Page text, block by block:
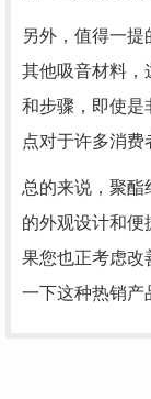
另外，值得一
其他吸音材料，
和步骤，即使是
点对于许多消费
总的来说，聚酯
的外观设计和便
果您也正考虑改
一下这种热销产